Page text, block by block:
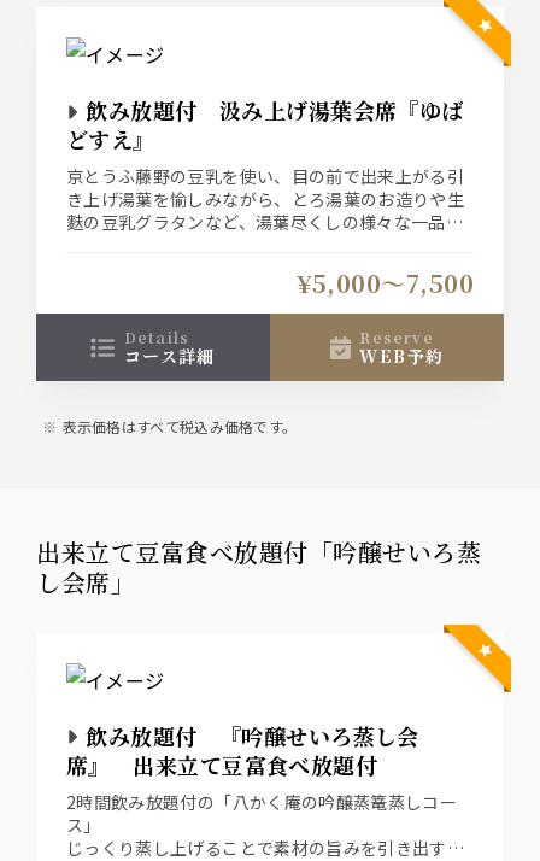
飲み放題付 汲み上げ湯葉会席『ゆば
どすえ』
京とうふ藤野の豆乳を使い、目の前で出来上がる引
き上げ湯葉を愉しみながら、とろ湯葉のお造りや生
麩の豆乳グラタンなど、湯葉尽くしの様々な一品を
¥5,000〜7,500
details
コース詳細
reserve
WEB予約
表示価格はすべて税込み価格です。
出来立て豆富食べ放題付「吟醸せいろ蒸
し会席」
飲み放題付 『吟醸せいろ蒸し会
席』 出来立て豆富食べ放題付
2時間飲み放題付の「八かく庵の吟醸蒸篭蒸しコー
ス」
じっくり蒸し上げることで素材の旨みを引き出す